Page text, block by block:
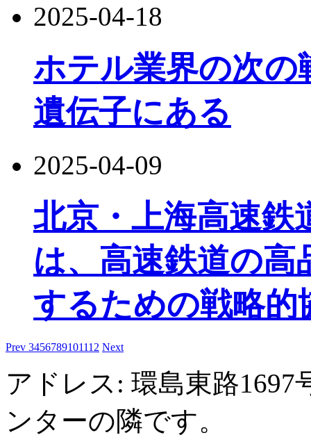
2025-04-18
ホテル業界の次の
遺伝子にある
2025-04-09
北京・上海高速鉄
は、高速鉄道の高
するための戦略的
Prev 3456789101112 Next
アドレス: 環島東路
ンターの隣です。